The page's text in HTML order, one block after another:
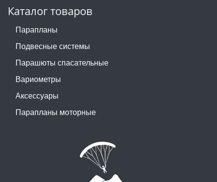
Каталог товаров
Парапланы
Подвесные системы
Парашюты спасательные
Вариометры
Аксессуары
Парапланы моторные